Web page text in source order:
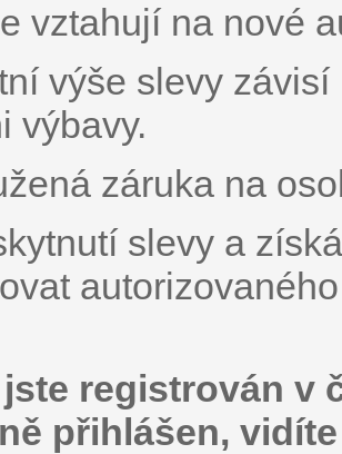
vztahují na nové
výše slevy
výbavy.
záruka na
slevy a
registrován v
přihlášen,